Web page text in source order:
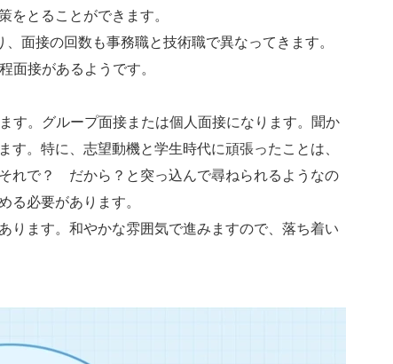
とることができます。
面接の回数も事務職と技術職で異なってきます。
面接があるようです。
す。グループ面接または個人面接になります。聞か
。特に、志望動機と学生時代に頑張ったことは、
れで？ だから？と突っ込んで尋ねられるようなの
る必要があります。
ります。和やかな雰囲気で進みますので、落ち着い